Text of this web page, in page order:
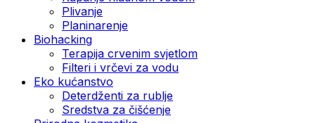
Plivanje
Planinarenje
Biohacking
Terapija crvenim svjetlom
Filteri i vrčevi za vodu
Eko kućanstvo
Deterdženti za rublje
Sredstva za čišćenje